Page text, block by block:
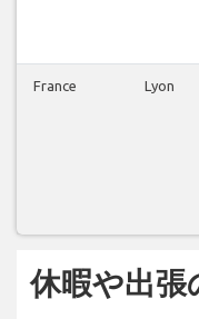
France Lyon
休暇や出張